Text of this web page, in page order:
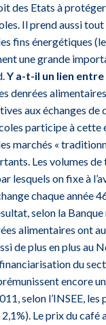
des Etats à
Il prend aussi tout
fins énergétiques
une grande
Y a-t-il un lien
denrées
aux échanges de
participe à cette
marchés «
Les volumes
lesquels on fixe à
chaque année
selon la Banque
alimentaires ont
de plus en plus au
du
encore
selon l’INSEE, les
Le prix du café